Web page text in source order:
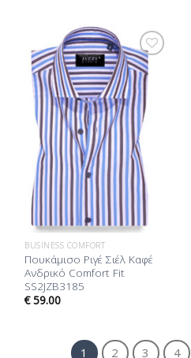
Προσθήκη
στη Λίστα
Επιθυμίας
BUSINESS COMFORT
Πουκάμισο Ριγέ Σιέλ Καφέ
Ανδρικό Comfort Fit
SS2JZB3185
€59.00
1 2 3 4